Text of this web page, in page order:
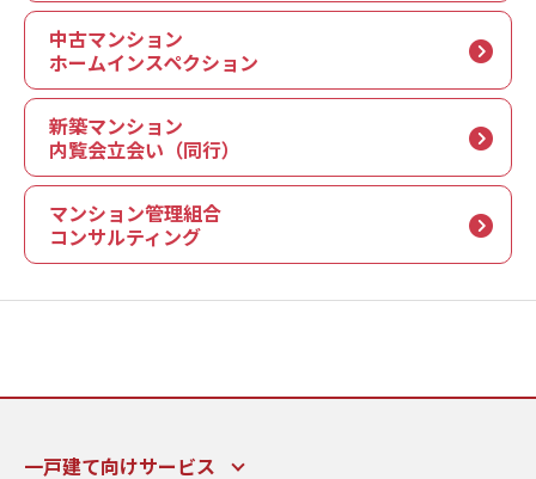
中古マンション
ホームインスペクション
新築マンション
内覧会立会い（同行）
マンション管理組合
コンサルティング
一戸建て向けサービス